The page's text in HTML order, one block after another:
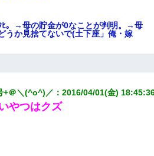
ﾋ。→母の貯金が0なことが判明。→母
うか見捨てないで(土下座」俺・嫁
よく妻が「どこかで音漏れしてな
いて…
+＠＼(^o^)／ ：2016/04/01(金)
やつはクズ